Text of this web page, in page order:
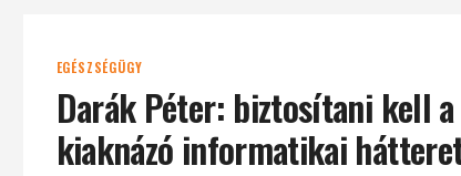
EGÉSZSÉGÜGY
Darák Péter: biztosítani kell
kiaknázó informatikai